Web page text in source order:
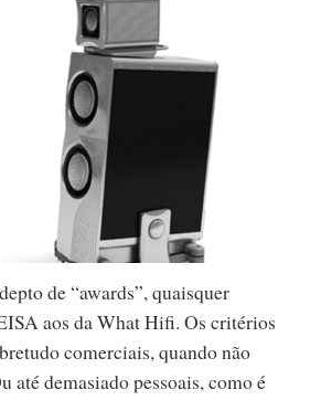
de “awards”, quaisquer
aos da What Hifi. Os critérios
comerciais, quando não
até demasiado pessoais, como é